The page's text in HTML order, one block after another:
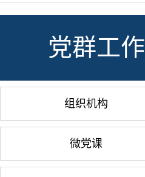
党群工作
组织机构
微党课